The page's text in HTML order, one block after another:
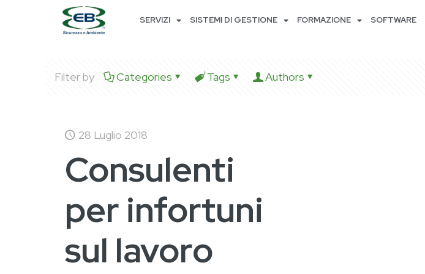
SERVIZI SISTEMI DI GESTIONE FORMAZIONE SOFTWARE
Filter by Categories Tags Authors
28 Luglio 2018
Consulenti
per infortuni
sul lavoro